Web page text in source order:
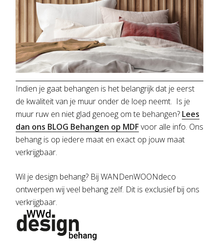
Indien je gaat behangen is het belangrijk dat je eerst
de kwaliteit van je muur onder de loep neemt. Is je
muur ruw en niet glad genoeg om te behangen? Lees
dan ons BLOG Behangen op MDFvoor alle info. Ons
behang is op iedere maat en exact op jouw maat
verkrijgbaar.
Wil je design behang? Bij WANDenWOONdeco
ontwerpen wij veel behang zelf. Dit is exclusief bij ons
verkrijgbaar.